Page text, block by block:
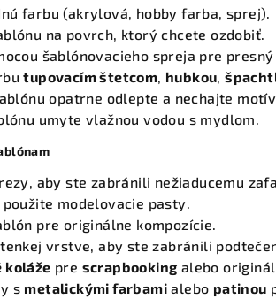
farbu (akrylová, hobby farba, sprej).
na povrch, ktorý chcete ozdobiť.
šablónovacieho spreja pre presný
tupovacím štetcom hubkou ,
opatrne odlepte a nechajte motív
umyte vlažnou vodou s mydlom.
aby ste zabránili nežiaducemu
modelovacie pasty.
pre originálne kompozície.
vrstve, aby ste zabránili
koláže pre scrapbooking alebo
s metalickými farbami alebo patinou